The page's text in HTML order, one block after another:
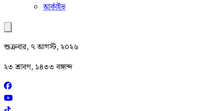
আর্কাইভ
শুক্রবার, ৭ আগস্ট, ২০২৬
২৩ শ্রাবণ, ১৪৩৩ বঙ্গাব্দ